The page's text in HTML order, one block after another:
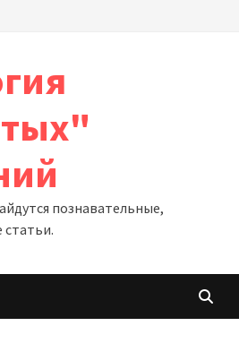
познавательные,
статьи.